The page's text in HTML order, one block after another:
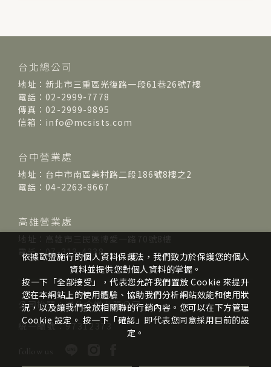
台北總公司
地址：新北市三重區光復路一段61巷26號7樓
電話：02-2999-7778
傳真：02-2999-9895
信箱：info@mcsists.com
台中營業處
地址：台中市南區美村路二段186號8樓之2
電話：04-2263-8667
高雄營業處
電話：07-313-4338
公司抬頭：崴仕企業有限公司
統一編號：97312373
依據歐盟施行的個人資料保護法，我們致力於保護您的個人
資料並提供您對個人資料的掌握。
按一下「全部接受」，代表您允許我們置放 Cookie 來提升
您在本網站上的使用體驗、協助我們分析網站效能和使用狀
況，以及讓我們投放相關聯的行銷內容。您可以在下方管理
Cookie 設定。 按一下「確認」即代表您同意採用目前的設
定。